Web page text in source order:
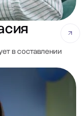
в составлении